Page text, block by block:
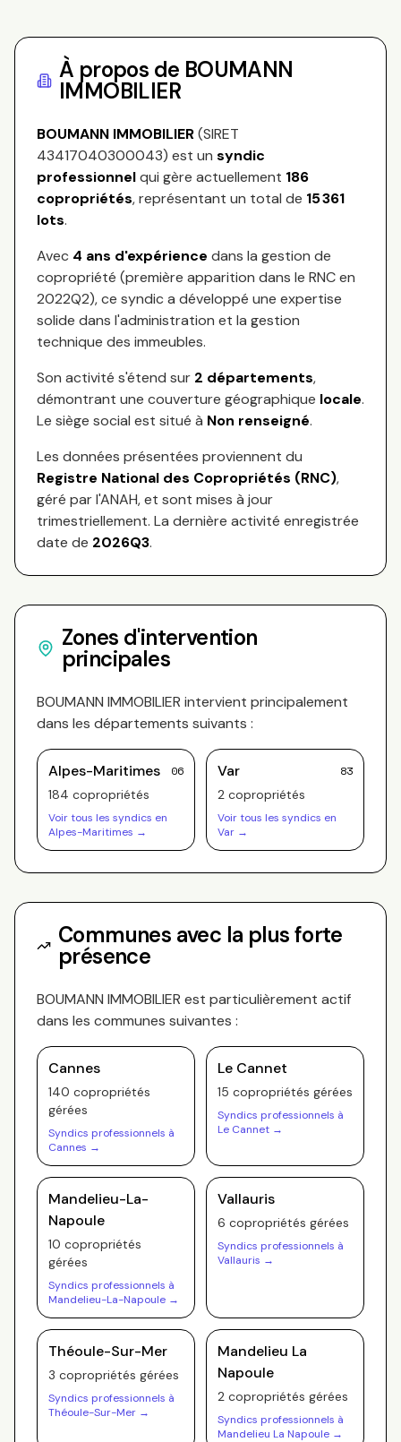
À propos de BOUMANN
IMMOBILIER
BOUMANN IMMOBILIER(SIRET
43417040300043) est un syndic
professionnelqui gère actuellement 186
copropriétés, représentant un total de 15 361
lots.
Avec 4 ans d'expérience dans la gestion de
copropriété (première apparition dans le RNC en
2022Q2), ce syndic a développé une expertise
solide dans l'administration et la gestion
technique des immeubles.
Son activité s'étend sur 2 départements,
démontrant une couverture géographique locale.
Le siège social est situé à Non renseigné.
Les données présentées proviennent du
Registre National des Copropriétés (RNC),
géré par l'ANAH, et sont mises à jour
trimestriellement. La dernière activité enregistrée
date de 2026Q3.
Zones d'intervention
principales
BOUMANN IMMOBILIER intervient principalement
dans les départements suivants :
Alpes-Maritimes 06
184 copropriétés
Voir tous les syndics en
Alpes-Maritimes →
Var 83
2 copropriétés
Voir tous les syndics en
Var →
Communes avec la plus forte
présence
BOUMANN IMMOBILIER est particulièrement actif
dans les communes suivantes :
Cannes
140 copropriétés
gérées
Syndics professionnels à
Cannes →
Le Cannet
15 copropriétés gérées
Syndics professionnels à
Le Cannet →
Mandelieu-La-
Napoule
10 copropriétés
gérées
Syndics professionnels à
Mandelieu-La-Napoule →
Vallauris
6 copropriétés gérées
Syndics professionnels à
Vallauris →
Théoule-Sur-Mer
3 copropriétés gérées
Syndics professionnels à
Théoule-Sur-Mer →
Mandelieu La
Napoule
2 copropriétés gérées
Syndics professionnels à
Mandelieu La Napoule →